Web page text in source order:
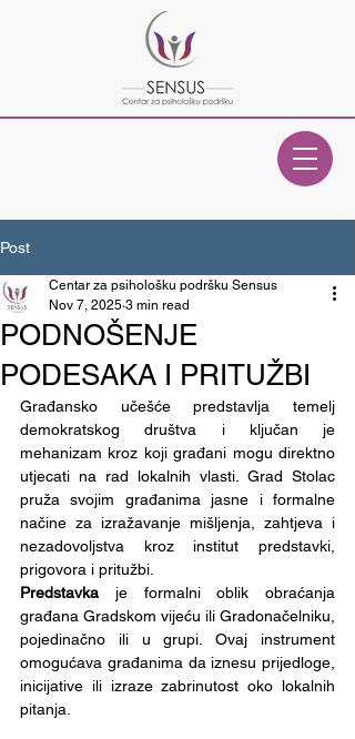
Post
PODNOŠENJE
PODESAKA I PRITUŽBI
Centar za psihološku podršku Sensus
Nov 7, 2025 3 min read
Građansko učešće predstavlja temelj
demokratskog društva i ključan je
mehanizam kroz koji građani mogu direktno
utjecati na rad lokalnih vlasti. Grad Stolac
pruža svojim građanima jasne i formalne
načine za izražavanje mišljenja, zahtjeva i
nezadovoljstva kroz institut predstavki,
prigovora i pritužbi.
Predstavka je formalni oblik obraćanja
građana Gradskom vijeću ili Gradonačelniku,
pojedinačno ili u grupi. Ovaj instrument
omogućava građanima da iznesu prijedloge,
inicijative ili izraze zabrinutost oko lokalnih
pitanja.